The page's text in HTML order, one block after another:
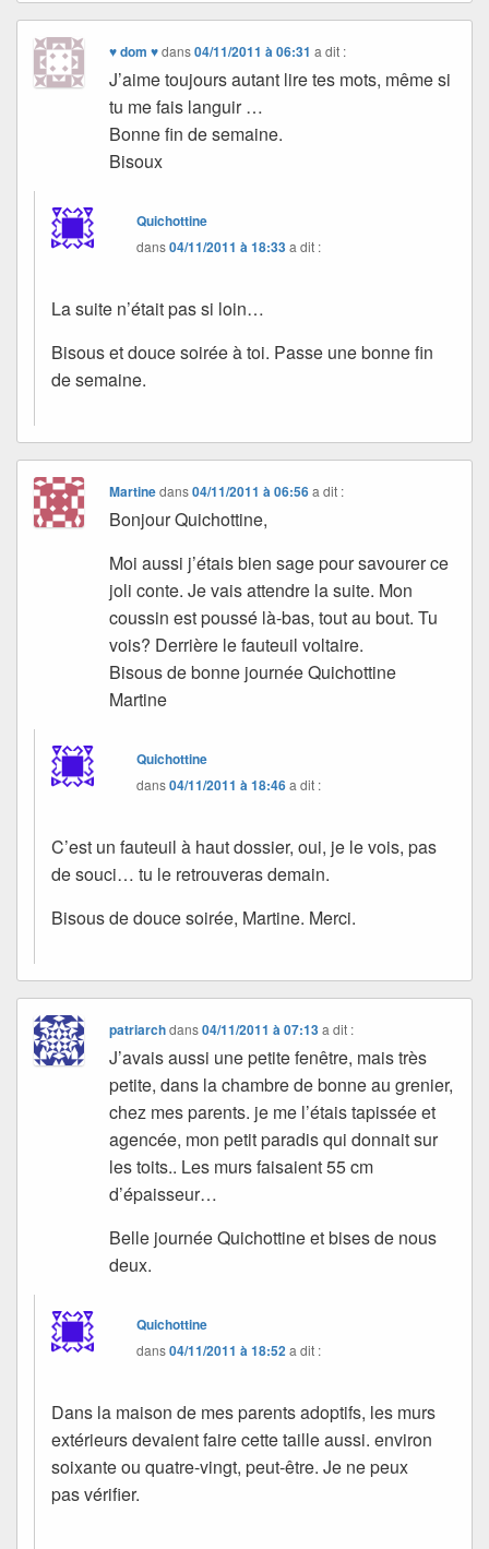
♥ dom ♥dans04/11/2011 à 06:31 a dit :
J’aime toujours autant lire tes mots, même si
tu me fais languir …
Bonne fin de semaine.
Bisoux
Quichottine
dans04/11/2011 à 18:33a dit :
La suite n’était pas si loin…
Bisous et douce soirée à toi. Passe une bonne fin
de semaine.
Martinedans04/11/2011 à 06:56 a dit :
Bonjour Quichottine,
Moi aussi j’étais bien sage pour savourer ce
joli conte. Je vais attendre la suite. Mon
coussin est poussé là-bas, tout au bout. Tu
vois? Derrière le fauteuil voltaire.
Bisous de bonne journée Quichottine
Martine
Quichottine
dans04/11/2011 à 18:46a dit :
C’est un fauteuil à haut dossier, oui, je le vois, pas
de souci… tu le retrouveras demain.
Bisous de douce soirée, Martine. Merci.
patriarchdans04/11/2011 à 07:13 a dit :
J’avais aussi une petite fenêtre, mais très
petite, dans la chambre de bonne au grenier,
chez mes parents. je me l’étais tapissée et
agencée, mon petit paradis qui donnait sur
les toits.. Les murs faisaient 55 cm
d’épaisseur…
Belle journée Quichottine et bises de nous
deux.
Quichottine
dans04/11/2011 à 18:52a dit :
Dans la maison de mes parents adoptifs, les murs
extérieurs devaient faire cette taille aussi. environ
soixante ou quatre-vingt, peut-être. Je ne peux
pas vérifier.